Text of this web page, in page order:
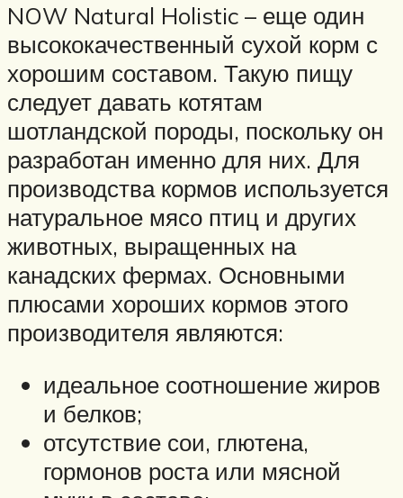
NOW Natural Holistic – еще один
высококачественный сухой корм с
хорошим составом. Такую пищу
следует давать котятам
шотландской породы, поскольку он
разработан именно для них. Для
производства кормов используется
натуральное мясо птиц и других
животных, выращенных на
канадских фермах. Основными
плюсами хороших кормов этого
производителя являются:
идеальное соотношение жиров
и белков;
отсутствие сои, глютена,
гормонов роста или мясной